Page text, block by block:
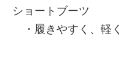
ショートブーツ
・履きやすく、軽く